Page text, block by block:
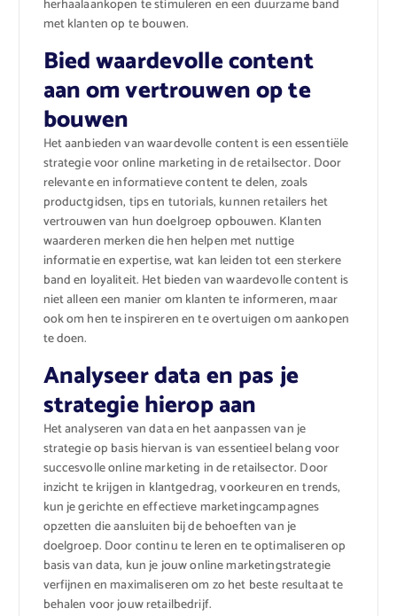
herhaalaankopen te stimuleren en een duurzame band
met klanten op te bouwen.
Bied waardevolle content
aan om vertrouwen op te
bouwen
Het aanbieden van waardevolle content is een essentiële
strategie voor online marketing in de retailsector. Door
relevante en informatieve content te delen, zoals
productgidsen, tips en tutorials, kunnen retailers het
vertrouwen van hun doelgroep opbouwen. Klanten
waarderen merken die hen helpen met nuttige
informatie en expertise, wat kan leiden tot een sterkere
band en loyaliteit. Het bieden van waardevolle content is
niet alleen een manier om klanten te informeren, maar
ook om hen te inspireren en te overtuigen om aankopen
te doen.
Analyseer data en pas je
strategie hierop aan
Het analyseren van data en het aanpassen van je
strategie op basis hiervan is van essentieel belang voor
succesvolle online marketing in de retailsector. Door
inzicht te krijgen in klantgedrag, voorkeuren en trends,
kun je gerichte en effectieve marketingcampagnes
opzetten die aansluiten bij de behoeften van je
doelgroep. Door continu te leren en te optimaliseren op
basis van data, kun je jouw online marketingstrategie
verfijnen en maximaliseren om zo het beste resultaat te
behalen voor jouw retailbedrijf.